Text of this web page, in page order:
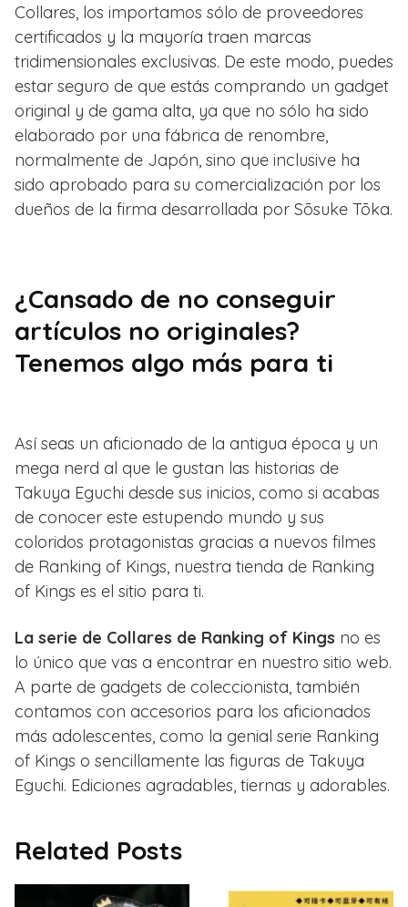
Collares, los importamos sólo de proveedores
certificados y la mayoría traen marcas
tridimensionales exclusivas. De este modo, puedes
estar seguro de que estás comprando un gadget
original y de gama alta, ya que no sólo ha sido
elaborado por una fábrica de renombre,
normalmente de Japón, sino que inclusive ha
sido aprobado para su comercialización por los
dueños de la firma desarrollada por Sōsuke Tōka.
¿Cansado de no conseguir
artículos no originales?
Tenemos algo más para ti
Así seas un aficionado de la antigua época y un
mega nerd al que le gustan las historias de
Takuya Eguchi desde sus inicios, como si acabas
de conocer este estupendo mundo y sus
coloridos protagonistas gracias a nuevos filmes
de Ranking of Kings, nuestra tienda de Ranking
of Kings es el sitio para ti.
La serie de Collares de Ranking of Kings no es
lo único que vas a encontrar en nuestro sitio web.
A parte de gadgets de coleccionista, también
contamos con accesorios para los aficionados
más adolescentes, como la genial serie Ranking
of Kings o sencillamente las figuras de Takuya
Eguchi. Ediciones agradables, tiernas y adorables.
Related Posts